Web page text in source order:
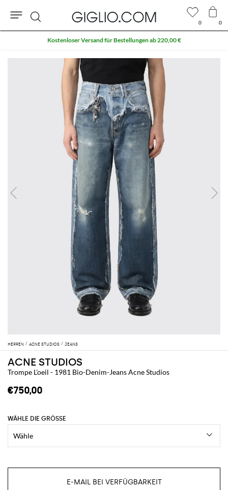
HERREN ACNE STUDIOS JEANS
ACNE STUDIOS
Trompe L'oeil - 1981 Bio-Denim-Jeans Acne Studios
€750,00
WÄHLE DIE GRÖSSE
E-MAIL BEI VERFÜGBARKEIT
0 0
Suche
Kostenloser Versand für Bestellungen ab 220,00 €